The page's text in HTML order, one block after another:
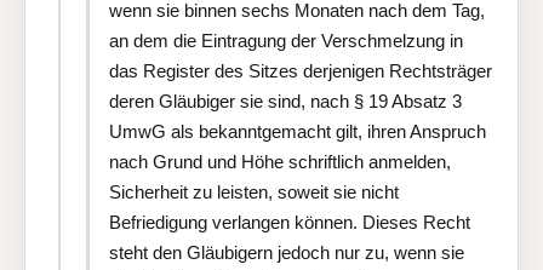
wenn sie binnen sechs Monaten nach dem Tag,
an dem die Eintragung der Verschmelzung in
das Register des Sitzes derjenigen Rechtsträger
deren Gläubiger sie sind, nach § 19 Absatz 3
UmwG als bekanntgemacht gilt, ihren Anspruch
nach Grund und Höhe schriftlich anmelden,
Sicherheit zu leisten, soweit sie nicht
Befriedigung verlangen können. Dieses Recht
steht den Gläubigern jedoch nur zu, wenn sie